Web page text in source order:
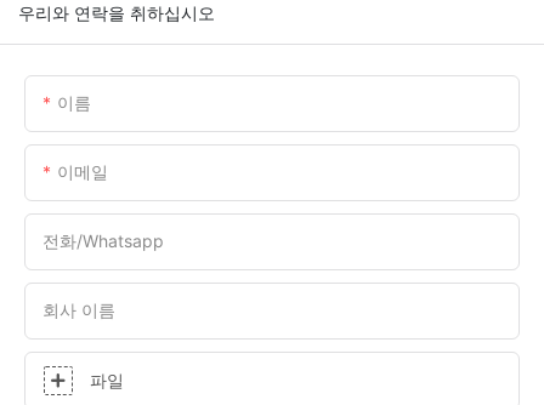
우리와 연락을 취하십시오
이름
이메일
전화/whatsapp
회사 이름
파일